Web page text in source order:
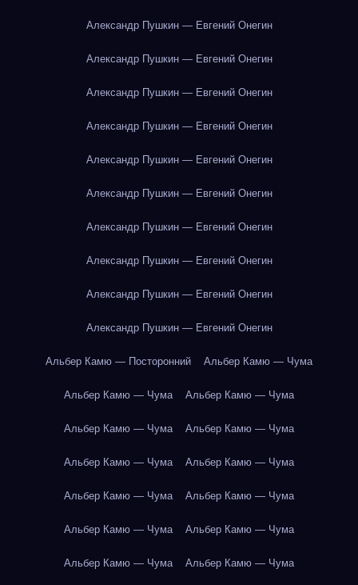
Александр Пушкин — Евгений Онегин
Александр Пушкин — Евгений Онегин
Александр Пушкин — Евгений Онегин
Александр Пушкин — Евгений Онегин
Александр Пушкин — Евгений Онегин
Александр Пушкин — Евгений Онегин
Александр Пушкин — Евгений Онегин
Александр Пушкин — Евгений Онегин
Александр Пушкин — Евгений Онегин
Александр Пушкин — Евгений Онегин
Альбер Камю — Посторонний Альбер Камю — Чума
Альбер Камю — Чума Альбер Камю — Чума
Альбер Камю — Чума Альбер Камю — Чума
Альбер Камю — Чума Альбер Камю — Чума
Альбер Камю — Чума Альбер Камю — Чума
Альбер Камю — Чума Альбер Камю — Чума
Альбер Камю — Чума Альбер Камю — Чума